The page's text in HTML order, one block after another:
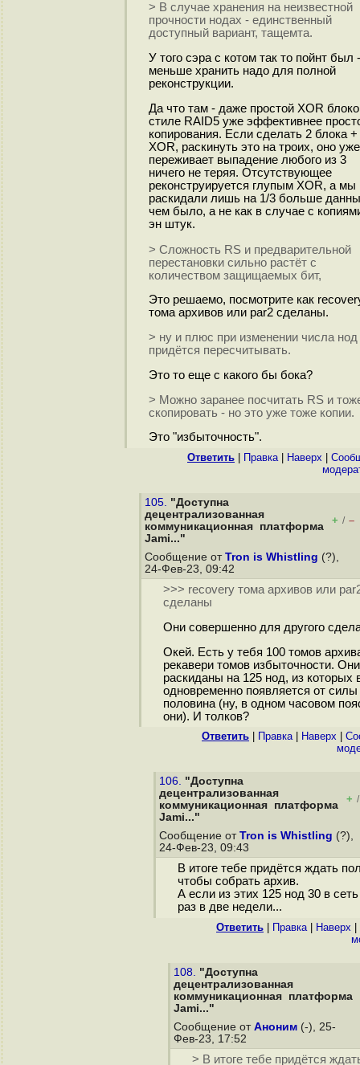
> В случае хранения на неизвестной
прочности нодах - единственный
доступный вариант, тащемтa.
У того сэра с котом так то пойнт был -
меньше хранить надо для полной
реконструкции.
Да что там - даже простой XOR
стиле RAID5 уже эффективнее
копирования. Если сделать 2 блока +
XOR, раскинуть это на троих, оно уже
переживает выпадение любого из 3
ничего не теряя. Отсутствующее
реконструируется глупым XOR, а мы
раскидали лишь на 1/3 больше
чем было, а не как в случае с
эн штук.
> Сложность RS и предварительной
перестановки сильно растёт с
количеством защищаемых бит,
Это решаемо, посмотрите как
тома архивов или par2 сделаны.
> ну и плюс при изменении числа нод
придётся пересчитывать.
Это то еще с какого бы бока?
> Можно заранее посчитать RS и
скопировать - но это уже тоже копии.
Это "избыточность".
Ответить Правка| Наверх
105. "Доступна
децентрализованная
коммуникационная платформа
Jami..."
+ / –
Сообщение от Tron is Whistling (?),
24-Фев-23, 09:42
>>> recovery тома архивов или
сделаны
Они совершенно для другого
Окей. Есть у тебя 100 томов
рекавери томов избыточности. Они
раскиданы на 125 нод, из которых
одновременно появляется от силы
половина (ну, в одном часовом
они). И толков?
Ответить Правка| Наверх
106. "Доступна
децентрализованная
коммуникационная платформа
Jami..."
+ /
Сообщение от Tron is Whistling (?),
24-Фев-23, 09:43
В итоге тебе придётся ждать
чтобы собрать архив.
А если из этих 125 нод 30 в
раз в две недели...
Ответить Правка| Наверх
108. "Доступна
децентрализованная
коммуникационная платформа
Jami..."
Сообщение от Аноним (-), 25-
Фев-23, 17:52
> В итоге тебе придётся